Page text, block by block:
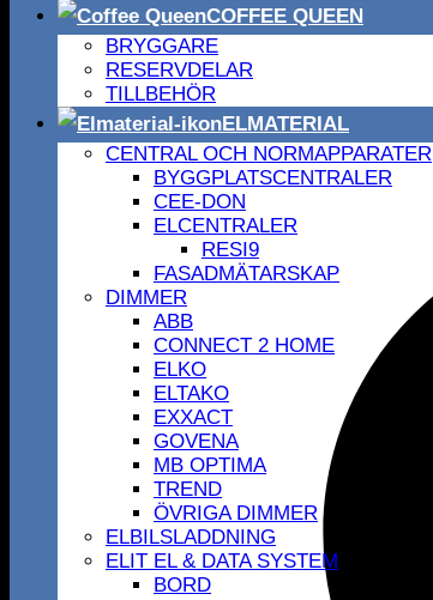
COFFEE QUEEN
BRYGGARE
RESERVDELAR
TILLBEHÖR
ELMATERIAL
CENTRAL OCH NORMAPPARATER
BYGGPLATSCENTRALER
CEE-DON
ELCENTRALER
RESI9
FASADMÄTARSKAP
DIMMER
ABB
CONNECT 2 HOME
ELKO
ELTAKO
EXXACT
GOVENA
MB OPTIMA
TREND
ÖVRIGA DIMMER
ELBILSLADDNING
ELIT EL & DATA SYSTEM
BORD